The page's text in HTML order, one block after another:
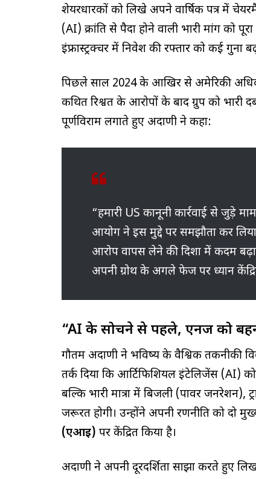
शेयरधारकों को लिखे अपने वार्षिक पत्र में
(AI) क्रांति से पैदा होने वाली भारी मांग को
इंफ्रास्ट्रक्चर में निवेश की रफ्तार को कई गुना
पिछले साल 2024 के आखिर से अमेरिकी
कथित रिश्वत के आरोपों के बाद ग्रुप को भारी
पूर्णविराम लगाते हुए अदाणी ने कहा:
“हमारी US कानूनी कार्रवाई से जुड़े
आयोग ने इस मुद्दे पर समझौता कर
आरोप वापस लेने की दिशा में कदम
अपनी ग्रोथ के अगले फेज पर ध्यान
“AI के सोचने से पहले, एनर्जी को
गौतम अदाणी ने भविष्य के वैश्विक तकनीकी
तर्क दिया कि आर्टिफिशियल इंटेलिजेंस (AI)
बल्कि भारी मात्रा में बिजली (पावर जनरेशन),
जरूरत होगी। उन्होंने अपनी रणनीति को दो
(एआई) पर केंद्रित किया है।
अदाणी ने अपनी दूरदर्शिता साझा करते हुए